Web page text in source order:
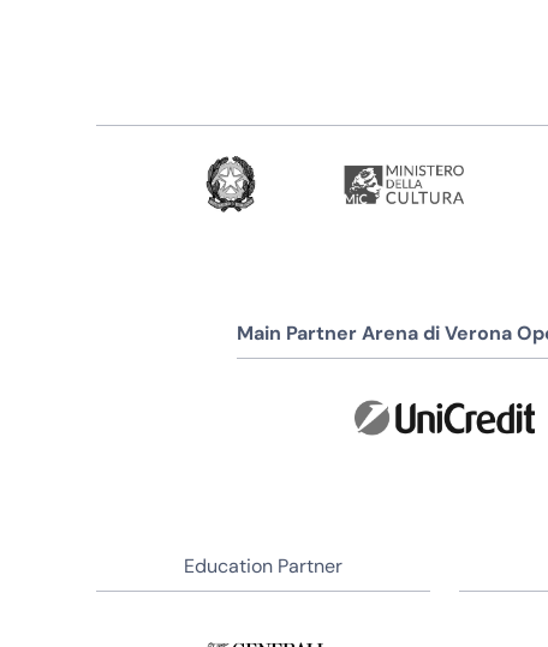
Main Partner Arena di Verona
Education Partner